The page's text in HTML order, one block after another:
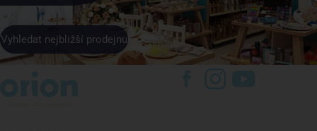
Vyhledat nejbližší prodejnu